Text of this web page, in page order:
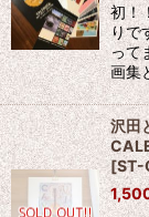
初！
りで
って
画集
沢田
[